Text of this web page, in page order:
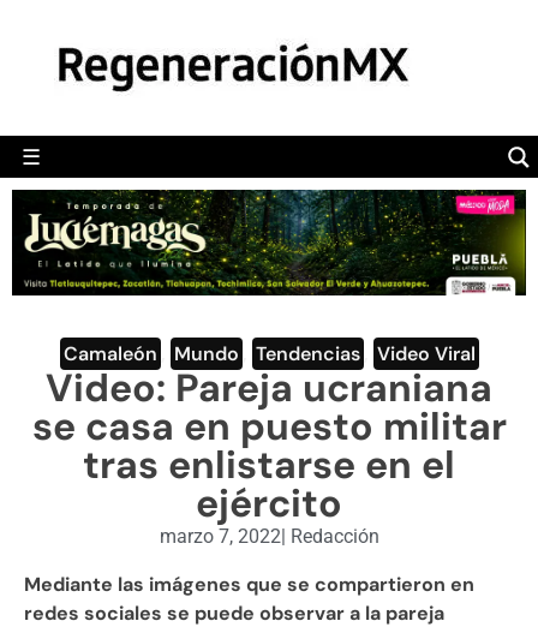
☰
POLÍTICA
CAMALEÓN
OPINIÓN
DEPORTES
ENGLISH SECTION
VIDEOS
Camaleón Mundo Tendencias Video Viral
Video: Pareja ucraniana
se casa en puesto militar
tras enlistarse en el
ejército
marzo 7, 2022| Redacción
Mediante las imágenes que se compartieron en
redes sociales se puede observar a la pareja